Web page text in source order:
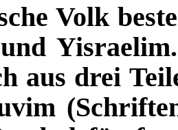
Volk
aus drei